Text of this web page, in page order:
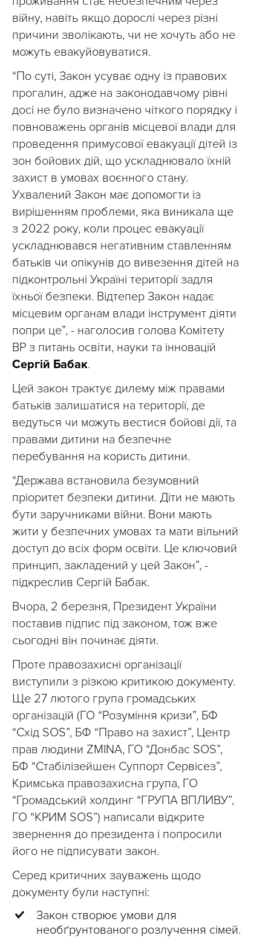
війну, навіть якщо дорослі через різні
причини зволікають, чи не хочуть або не
можуть евакуйовуватися.
“По суті, Закон усуває одну із правових
прогалин, адже на законодавчому рівні
досі не було визначено чіткого порядку і
повноважень органів місцевої влади для
проведення примусової евакуації дітей із
зон бойових дій, що ускладнювало їхній
захист в умовах воєнного стану.
Ухвалений Закон має допомогти із
вирішенням проблеми, яка виникала ще
з 2022 року, коли процес евакуації
ускладнювався негативним ставленням
батьків чи опікунів до вивезення дітей на
підконтрольні Україні території задля
їхньої безпеки. Відтепер Закон надає
місцевим органам влади інструмент діяти
попри це”, - наголосив голова Комітету
ВР з питань освіти, науки та інновацій
Сергій Бабак.
Цей закон трактує дилему між правами
батьків залишатися на території, де
ведуться чи можуть вестися бойові дії, та
правами дитини на безпечне
перебування на користь дитини.
“Держава встановила безумовний
пріоритет безпеки дитини. Діти не мають
бути заручниками війни. Вони мають
жити у безпечних умовах та мати вільний
доступ до всіх форм освіти. Це ключовий
принцип, закладений у цей Закон”, -
підкреслив Сергій Бабак.
Вчора, 2 березня, Президент України
поставив підпис під законом, тож вже
сьогодні він починає діяти.
Проте правозахисні організації
виступили з різкою критикою документу.
Ще 27 лютого група громадських
організацій (ГО “Розуміння кризи”, БФ
“Схід SOS”, БФ “Право на захист”, Центр
прав людини ZMINA, ГО “Донбас SOS”,
БФ “Стабілізейшен Суппорт Сервісез”,
Кримська правозахисна група, ГО
“Громадський холдинг “ГРУПА ВПЛИВУ”,
ГО “КРИМ SOS”) написали відкрите
звернення до президента і попросили
його не підписувати закон.
Серед критичних зауважень щодо
документу були наступні:
Закон створює умови для
необґрунтованого розлучення сімей.